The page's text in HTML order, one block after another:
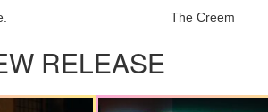
The Creem
RELEASE